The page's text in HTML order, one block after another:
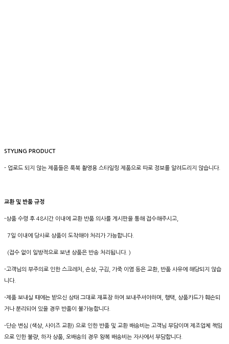
STYLING PRODUCT
- 업로드 되지 않는 제품들은 룩북 촬영용 스타일링 제품으로 따로 정보를 알려드리지 않습니다.
교환 및 반품 규정
-상품 수령 후 48시간 이내에 교환 반품 의사를 게시판을 통해 접수해주시고,
7일 이내에 당사로 상품이 도착해야 처리가 가능합니다.
(접수 없이 일방적으로 보낸 상품은 반송 처리됩니다. )
-고객님의 부주의로 인한 스크레치, 손상, 구김, 가죽 이염 등은 교환, 반품 사유에 해당되지 않습
니다.
-제품 보내실 때에는 받으신 상태 그대로 재포장 하여 보내주셔야하며, 행택, 상품카드가 훼손되
거나 분리되어 있을 경우 반품이 불가능합니다.
-단순 변심 (색상, 사이즈 교환) 으로 인한 반품 및 교환 배송비는 고객님 부담이며 제조업체 책임
으로 인한 불량, 하자 상품, 오배송의 경우 왕복 배송비는 자사에서 부담합니다.